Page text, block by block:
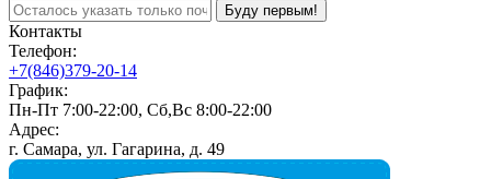
Буду первым!
Контакты
Телефон:
+7(846)379-20-14
График:
Пн-Пт 7:00-22:00, Сб,Вс 8:00-22:00
Адрес:
г. Самара, ул. Гагарина, д. 49